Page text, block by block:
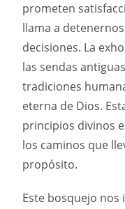
prometen
llama a
decisiones. La
las sendas
tradiciones
eterna de Dios.
principios divinos
los caminos que
propósito.
Este bosquejo nos